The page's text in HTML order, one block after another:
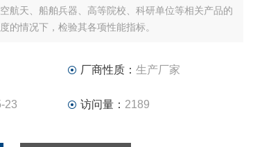
航天、船舶兵器、高等院校、科研单位等相关产品的
的情况下，检验其各项性能指标。
厂商性质： 生产厂家
23 访问量： 2189